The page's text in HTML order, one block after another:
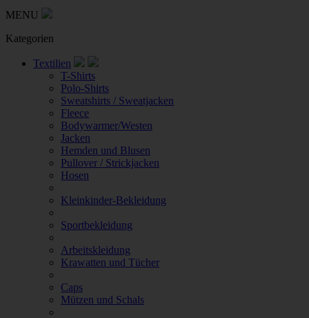
MENU
Kategorien
Textilien
T-Shirts
Polo-Shirts
Sweatshirts / Sweatjacken
Fleece
Bodywarmer/Westen
Jacken
Hemden und Blusen
Pullover / Strickjacken
Hosen
Kleinkinder-Bekleidung
Sportbekleidung
Arbeitskleidung
Krawatten und Tücher
Caps
Mützen und Schals